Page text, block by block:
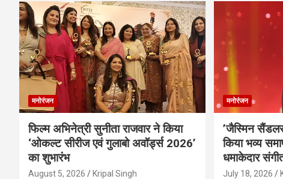
मनोरंजन
फिल्म अभिनेत्री सुनीता राजवार ने किया
‘ओकल्ट सीरीज एवं गुलाबो अवॉर्ड्स 2026’
का शुभारंभ
August 5, 2026 Kripal Singh
मनोरंजन
’जैस्मिन
किया भव्य
धमाकेदार
July 18, 2026